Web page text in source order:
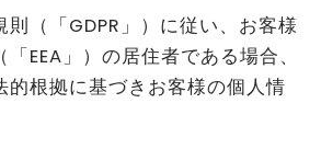
（「GDPR」）に従い、お客様
EEA」）の居住者である場合、
的根拠に基づきお客様の個人情